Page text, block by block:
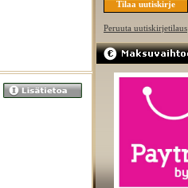
Tilaa uutiskirje
Peruuta uutiskirjetilaus